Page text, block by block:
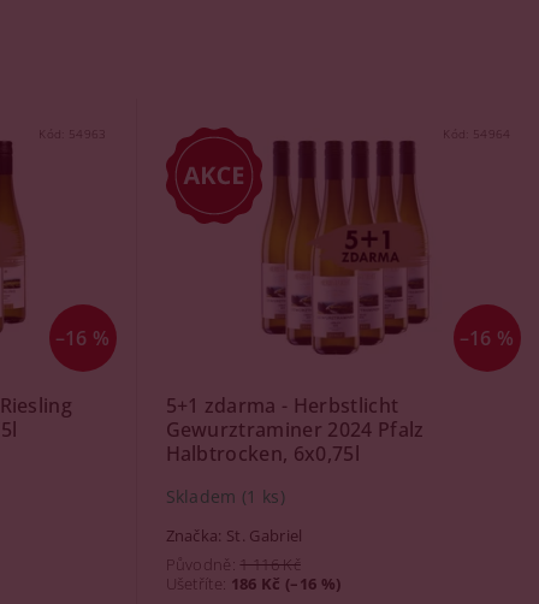
–16 %
Kód: 54963
–16 %
Kód: 54964
5+1 zdarma - Herbstlicht
Gewurztraminer 2024 Pfalz
Halbtrocken, 6x0,75l
Skladem (1 ks)
Značka: St. Gabriel
Původně:1 116 Kč
Ušetříte: 186 Kč (–16 %)